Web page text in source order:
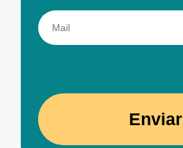
Enviar